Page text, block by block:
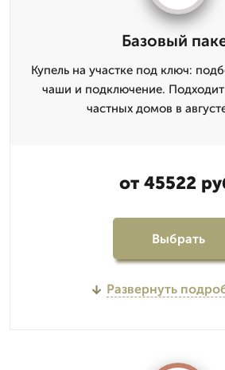
Базовый
Купель на участке под ключ:
чаши и подключение. Подходит
частных домов в
от 45522
Выбрать
Развернуть